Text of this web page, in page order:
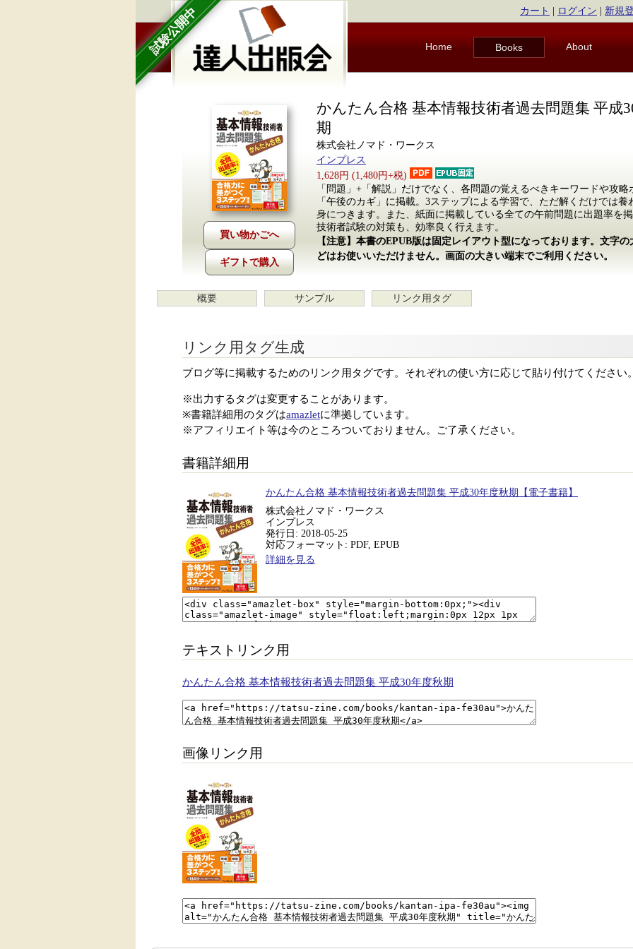
試験公開中 カート ログイン 新規
Home Books About
ギフトで購入
かんたん合格 基本情報技術者過去問題集 平成
期
株式会社ノマド・ワークス
インプレス
1,628円 (1,480円+税)
「問題」+「解説」だけでなく、各問題の覚えるべきキーワードや攻
「午後のカギ」に掲載。3ステップによる学習で、ただ解くだけでは養
身につきます。また、紙面に掲載している全ての午前問題に出題率を
技術者試験の対策も、効率良く行えます。
【注意】本書のEPUB版は固定レイアウト型になっております。文字
どはお使いいただけません。画面の大きい端末でご利用ください。
概要 サンプル リンク用タグ
リンク用タグ生成
ブログ等に掲載するためのリンク用タグです。それぞれの使い方に応じて貼り付けてください
※出力するタグは変更することがあります。
※書籍詳細用のタグはamazletに準拠しています。
※アフィリエイト等は今のところついておりません。ご了承ください。
書籍詳細用
かんたん合格 基本情報技術者過去問題集 平成30年度秋期【電子書籍】
株式会社ノマド・ワークス
インプレス
発行日: 2018-05-25
対応フォーマット: PDF, EPUB
詳細を見る
テキストリンク用
かんたん合格 基本情報技術者過去問題集 平成30年度秋期
画像リンク用